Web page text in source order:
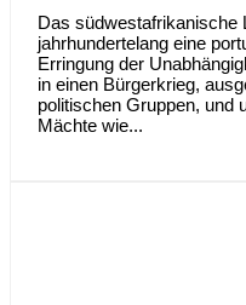
Das südwestafrikanische
jahrhundertelang eine
Erringung der
in einen Bürgerkrieg,
politischen Gruppen, und
Mächte wie...